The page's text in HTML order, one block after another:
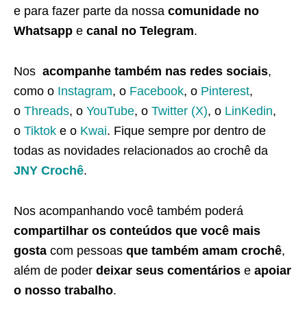
e para fazer parte da nossa comunidade no
Whatsapp e canal no Telegram.
Nos acompanhe também nas redes sociais,
como o Instagram, o Facebook, o Pinterest,
o Threads, o YouTube, o Twitter (X), o LinKedin,
o Tiktok e o Kwai. Fique sempre por dentro de
todas as novidades relacionados ao crochê da
JNY Crochê.
Nos acompanhando você também poderá
compartilhar os conteúdos que você mais
gosta com pessoas que também amam crochê,
além de poder deixar seus comentários e apoiar
o nosso trabalho.